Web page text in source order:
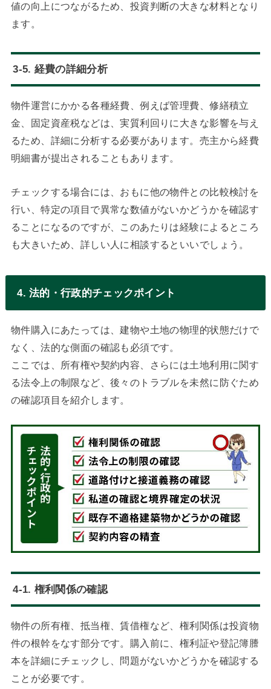
値の向上につながるため、投資判断の大きな材料となり
ます。
3-5. 経費の詳細分析
物件運営にかかる各種経費、例えば管理費、修繕積立
金、固定資産税などは、実質利回りに大きな影響を与え
るため、詳細に分析する必要があります。売主から経費
明細書が提出されることもあります。
チェックする場合には、おもに他の物件との比較検討を
行い、特定の項目で異常な数値がないかどうかを確認す
ることになるのですが、このあたりは経験によるところ
も大きいため、詳しい人に相談するといいでしょう。
4. 法的・行政的チェックポイント
物件購入にあたっては、建物や土地の物理的状態だけで
なく、法的な側面の確認も必須です。
ここでは、所有権や契約内容、さらには土地利用に関す
る法令上の制限など、後々のトラブルを未然に防ぐため
の確認項目を紹介します。
4-1. 権利関係の確認
物件の所有権、抵当権、賃借権など、権利関係は投資物
件の根幹をなす部分です。購入前に、権利証や登記簿謄
本を詳細にチェックし、問題がないかどうかを確認する
ことが必要です。